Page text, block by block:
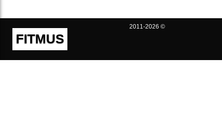
FITMUS
2011-2026 ©